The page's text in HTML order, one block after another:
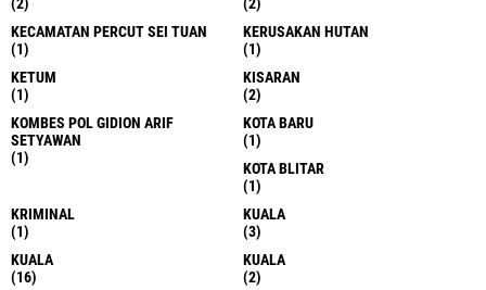
KECAMATAN PERCUT SEI TUAN
(1)
KERUSAKAN HUTAN
(1)
KETUM
(1)
KISARAN
(2)
KOMBES POL GIDION ARIF
SETYAWAN
(1)
KOTA BARU
(1)
KOTA BLITAR
(1)
KRIMINAL
(1)
KUALA
(3)
KUALA
(16)
KUALA
(2)